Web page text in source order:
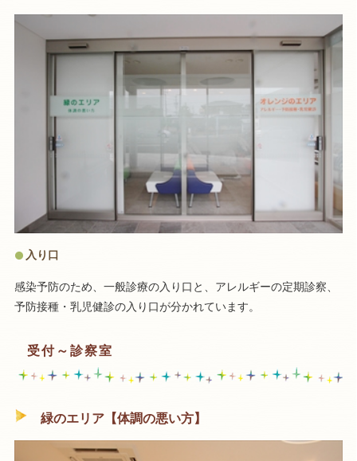
入り口
感染予防のため、一般診療の入り口と、アレルギーの定期診察、
予防接種・乳児健診の入り口が分かれています。
受付～診察室
緑のエリア【体調の悪い方】